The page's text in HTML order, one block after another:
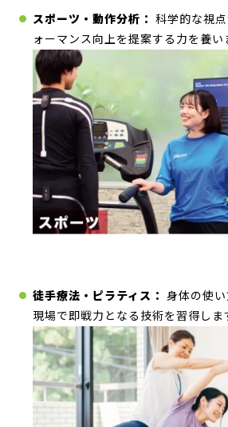
スポーツ・動作分析：
科学的な視
ォーマンス向上を提案する力を養い
徒手療法・ピラティス：
身体の使
現場で即戦力となる技術を習得しま